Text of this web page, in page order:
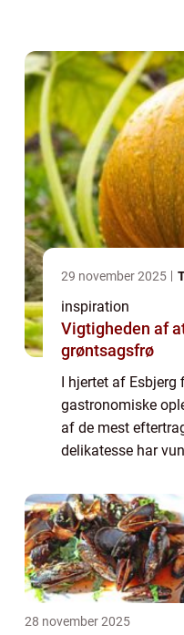
29 november 2025
inspiration
Vigtigheden af
grøntsagsfrø
I hjertet af
gastronomiske
af de mest
delikatesse har
dykke ned i, hvad
28 november 2025